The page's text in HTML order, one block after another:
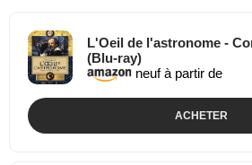
L'Oeil de l'astronome -
(Blu-ray)
neuf à partir de
ACHETER